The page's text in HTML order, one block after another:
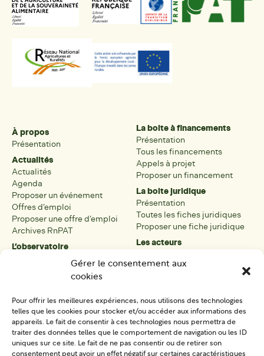
Gérer le consentement aux
cookies
Pour offrir les meilleures expériences, nous utilisons des technologies
telles que les cookies pour stocker et/ou accéder aux informations des
appareils. Le fait de consentir à ces technologies nous permettra de
traiter des données telles que le comportement de navigation ou les ID
uniques sur ce site. Le fait de ne pas consentir ou de retirer son
consentement peut avoir un effet négatif sur certaines caractéristiques
À propos
Présentation
Actualités
Actualités
Agenda
Proposer un événement
Offres d’emploi
Proposer une offre d’emploi
Archives RnPAT
L’observatoire
Présentation de l’observatoire
La boîte à outils
Présentation
Tous les outils
Proposer un outil
La boite à financements
Présentation
Tous les financements
Appels à projet
Proposer un financement
La boite juridique
Présentation
Toutes les fiches juridiques
Proposer une fiche juridique
Les acteurs
Tous les acteurs